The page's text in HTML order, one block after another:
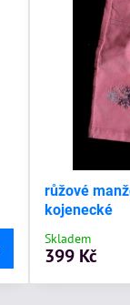
růžové
kojenecké
Skladem
399 Kč